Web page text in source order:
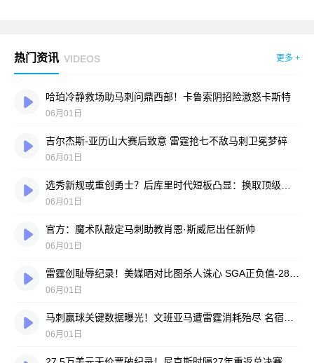
热门资讯 VIDEOS 更多 +
哈珀冷静救场助马刺问鼎西部！卡鲁索阴招险激怒卡斯特
06月01日
吉尔杰斯-亚历山大赛后致意 雷霆抢七不敌马刺卫冕梦碎
06月01日
06月01日
官方：魔术队敲定马刺助教肖恩·斯威尼出任新帅
06月01日
06月01日
06月01日